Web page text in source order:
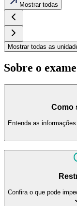
Mostrar todas
Mostrar todas as
Sobre o exame
Como
Entenda as
Confira o que pode